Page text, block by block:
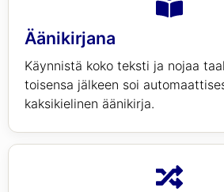
Äänikirjana
Käynnistä koko teksti ja nojaa
toisensa jälkeen soi
kaksikielinen äänikirja.